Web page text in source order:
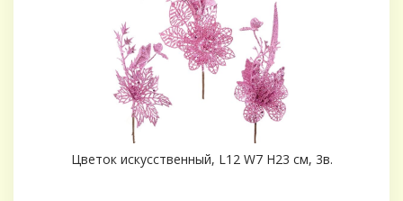
Цветок искусственный, L12 W7 H23 см, 3в.